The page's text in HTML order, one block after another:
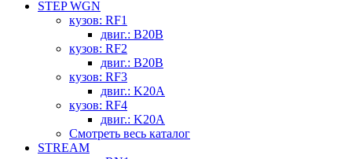
STEP WGN
кузов: RF1
двиг.: B20B
кузов: RF2
двиг.: B20B
кузов: RF3
двиг.: K20A
кузов: RF4
двиг.: K20A
Смотреть весь каталог
STREAM